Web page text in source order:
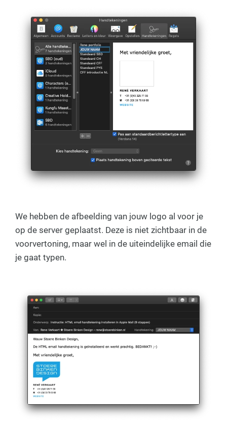
We hebben de afbeelding van jouw logo al voor je
op de server geplaatst. Deze is niet zichtbaar in de
voorvertoning, maar wel in de uiteindelijke email die
je gaat typen.